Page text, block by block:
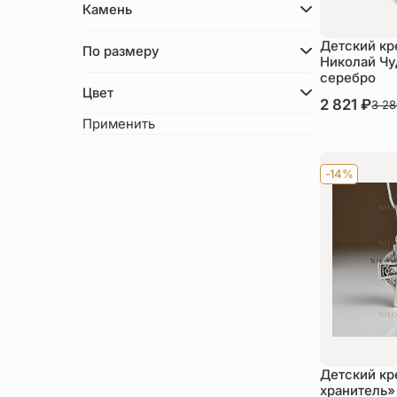
Камень
По размеру
Цвет
Применить
Детский
Николай
серебро
В наличии
2 821₽3
-14%
Детский